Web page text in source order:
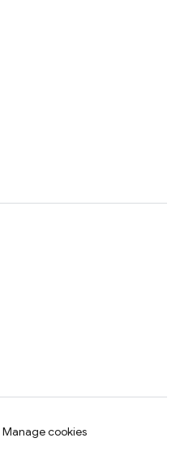
Manage cookies